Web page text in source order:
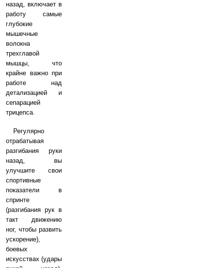
назад, включает в
работу самые
глубокие
мышечные
волокна
трехглавой
мышцы, что
крайне важно при
работе над
детализацией и
сепарацией
трицепса.
Регулярно
отрабатывая
разгибания руки
назад, вы
улучшите свои
спортивные
показатели в
спринте
(разгибания рук в
такт движению
ног, чтобы развить
ускорение),
боевых
искусствах (удары